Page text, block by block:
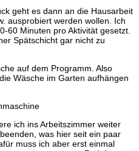
geht es dann an die Hausarbeit
ausprobiert werden wollen. Ich
60 Minuten pro Aktivität gesetzt.
Spätschicht gar nicht zu
auf dem Programm. Also
Wäsche im Garten aufhängen
ich ins Arbeitszimmer weiter
was hier seit ein paar
muss ich aber erst einmal